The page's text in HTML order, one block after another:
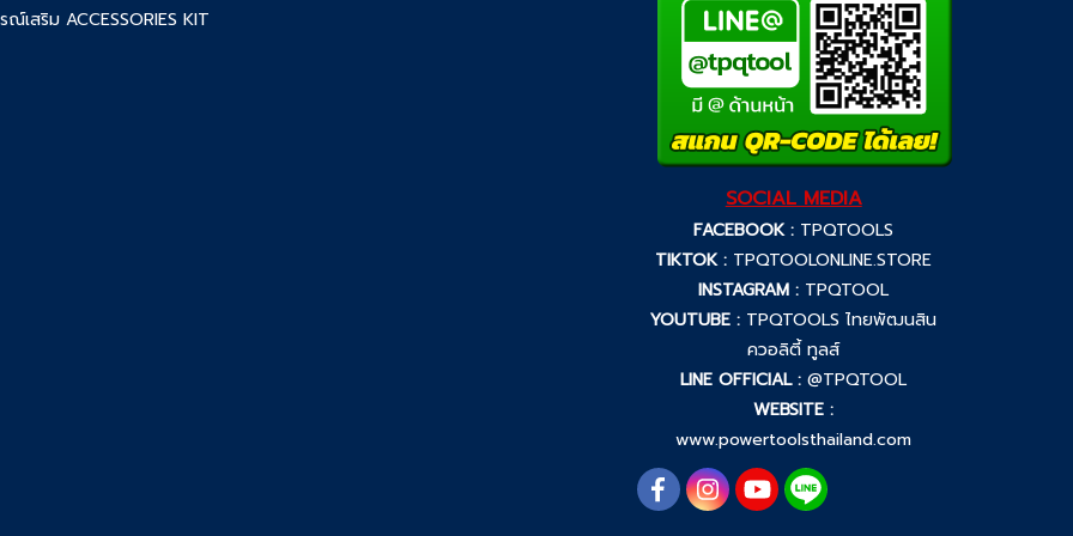
ณ์เสริม ACCESSORIES KIT
SOCIAL MEDIA
FACEBOOK : TPQTOOLS
TIKTOK : TPQTOOLONLINE.STORE
INSTAGRAM : TPQTOOL
YOUTUBE : TPQTOOLS ไทยพัฒนสิน
ควอลิตี้ ทูลส์
LINE OFFICIAL : @TPQTOOL
WEBSITE :
www.powertoolsthailand.com